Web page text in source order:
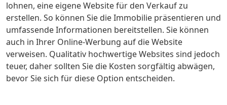
lohnen, eine eigene Website für den Verkauf zu
erstellen. So können Sie die Immobilie präsentieren und
umfassende Informationen bereitstellen. Sie können
auch in Ihrer Online-Werbung auf die Website
verweisen. Qualitativ hochwertige Websites sind jedoch
teuer, daher sollten Sie die Kosten sorgfältig abwägen,
bevor Sie sich für diese Option entscheiden.